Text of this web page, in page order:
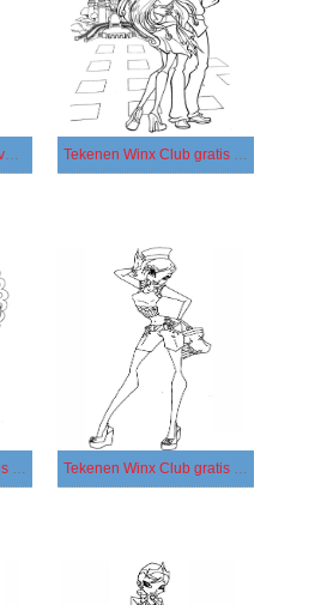
Tekenen Winx Club eenvoudig Tekenen Winx Club gratis afdrukbaar
Tekenen Winx Club gratis basis Tekenen Winx Club gratis eenvoudig